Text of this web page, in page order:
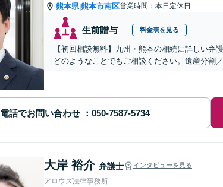
熊本県|熊本市南区営業時間：本日定休日
生前贈与 料金表を見る
【初回相談無料】九州・熊本の相続に詳しい弁
どのようなことでもご相談ください。遺産分割
電話でお問い合わせ
大岸 裕介 弁護士 インタビューを見る
アロウズ法律事務所